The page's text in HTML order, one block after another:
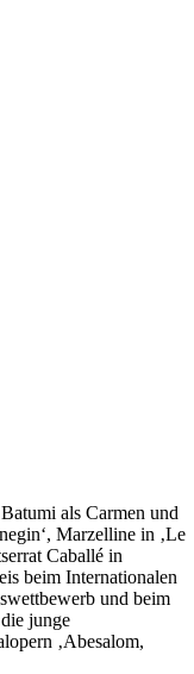
als Carmen und
Marzelline in ‚Le
Caballé in
beim Internationalen
und beim
junge
‚Abesalom,